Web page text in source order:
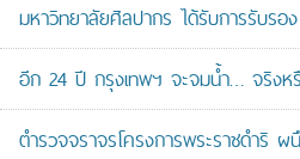
มหาวิทยาลัยศิลปากร ได้รับการรับร
อีก 24 ปี กรุงเทพฯ จะจมน้ำ… จริงห
ตำรวจจราจรโครงการพระราชดำริ ผ